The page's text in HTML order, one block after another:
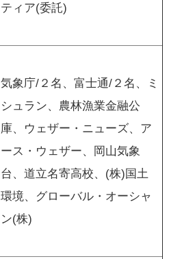
ティア(委託)
気象庁/２名、富士通/２名、ミ
シュラン、農林漁業金融公
庫、ウェザー・ニューズ、ア
ース・ウェザー、岡山気象
台、道立名寄高校、(株)国土
環境、グローバル・オーシャ
ン(株)